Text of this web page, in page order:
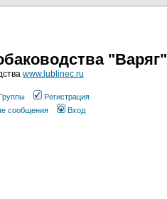
"Варяг"
www.lublinec.ru
Регистрация
сообщения Вход